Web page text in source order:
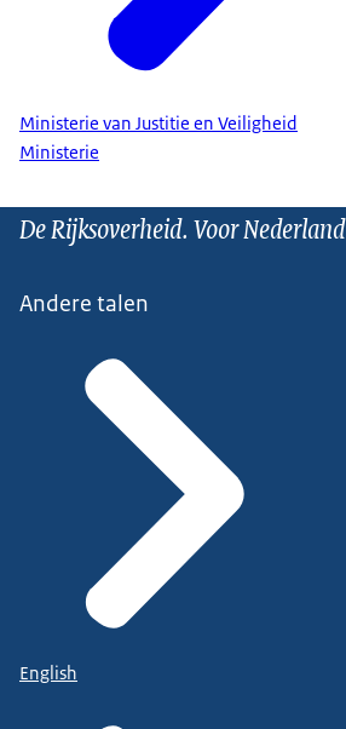
Ministerie van Justitie en Veiligheid
Ministerie
De Rijksoverheid. Voor Nederland
Andere talen
English